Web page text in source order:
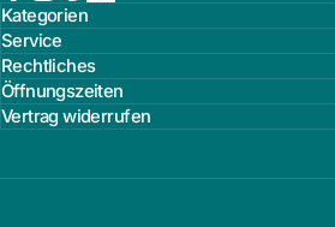
Facebook
Instagram
PinterestLinkedIn
Kategorien
Service
Rechtliches
Öffnungszeiten
Vertrag widerrufen